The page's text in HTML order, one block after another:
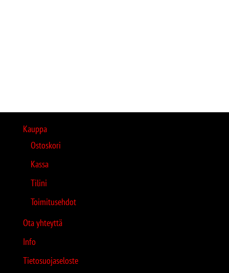
Kauppa
Ostoskori
Kassa
Tilini
Toimitusehdot
Ota yhteyttä
Info
Tietosuojaseloste